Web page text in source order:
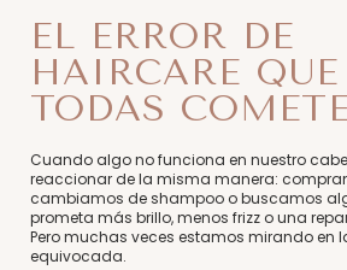
EL ERROR DE
HAIRCARE
TODAS
Cuando algo no funciona en nuestro
reaccionar de la misma manera:
cambiamos de shampoo o buscamos
prometa más brillo, menos frizz o una
Pero muchas veces estamos mirando en
equivocada.